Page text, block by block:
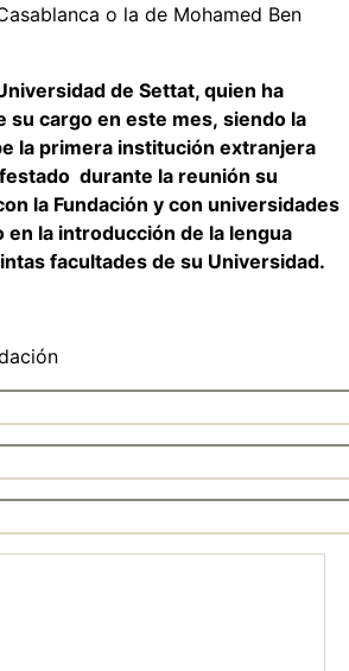
o la de Mohamed Ben
de Settat, quien ha
su cargo en este mes, siendo la
la primera institución extranjera
durante la reunión su
la Fundación y con universidades
en la introducción de la lengua
facultades de su Universidad.